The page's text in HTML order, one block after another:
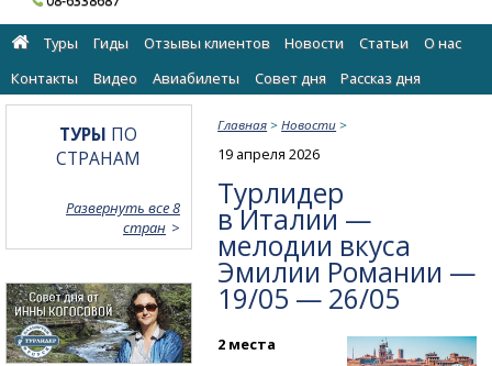
Туры Гиды Отзывы клиентов Новости Статьи
О нас
Контакты
Видео Авиабилеты Cовет дня Рассказ дня
Главная >Новости >
19 апреля 2026
Турлидер
в Италии —
мелодии вкуса
Эмилии Романии —
19/05 — 26/05
2 места
ТУРЫ ПО
СТРАНАМ
Развернуть все 8
стран